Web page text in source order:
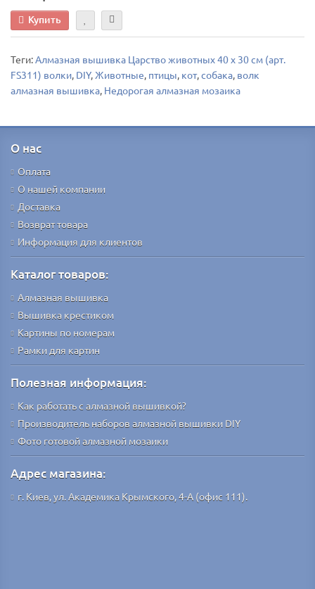
Купить
Теги:Алмазная вышивка Царство животных 40 х 30 см (арт.
FS311) волки, DIY, Животные, птицы, кот,собака, волк
алмазная вышивка, Недорогая алмазная мозаика
О нас
Оплата
О нашей компании
Доставка
Возврат товара
Информация для клиентов
Каталог товаров:
Алмазная вышивка
Вышивка крестиком
Картины по номерам
Рамки для картин
Полезная информация:
Как работать с алмазной вышивкой?
Производитель наборов алмазной вышивки DIY
Фото готовой алмазной мозаики
Адрес магазина:
г. Киев, ул. Академика Крымского, 4-А (офис 111).